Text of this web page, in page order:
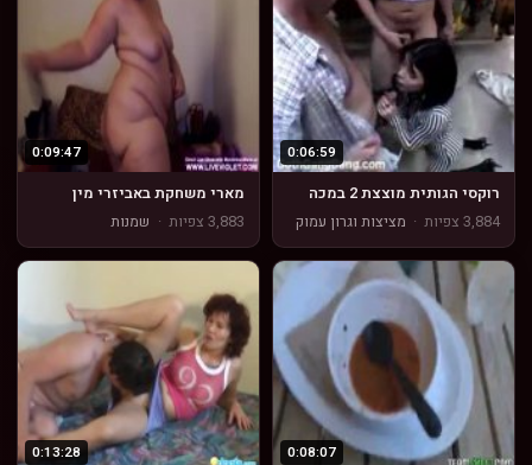
0:06:59
רוקסי הגותית מוצצת 2 במכה
3,884 צפיות
· מציצות וגרון עמוק
0:09:47
מארי משחקת באביזרי מין
3,883 צפיות
· שמנות
0:08:07
0:13:28